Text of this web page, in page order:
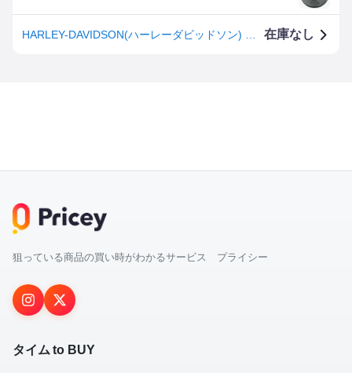
在庫なし
狙っている商品の買い時がわかるサービス プライシー
タイム to BUY